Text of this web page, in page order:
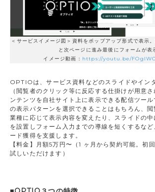
＜サービスイメージ図＞資料をポップアップ形式で表示
と次ページに進み最後にフォームが表
イメージ動画： https://youtu.be/
OPTIOは、サービス資料などのスライドやイン
（閲覧者のクリック等に反応する仕掛けが用意
ンテンツを自社サイト上に表示できる配信ツー
の表示パターンを選択できることはもちろん、
業種に応じて表示内容を変えたり、スライドの
を設置しフォーム入力までの導線を短くするなど
ード獲得を支援します。
【料金】月額5万円〜（1 ヶ月から契約可能。初
試しいただけます）